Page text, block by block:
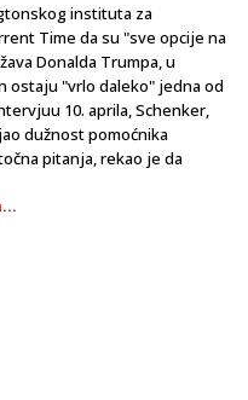
instituta za
Time da su "sve opcije na
Donalda Trumpa, u
ostaju "vrlo daleko" jedna od
10. aprila, Schenker,
dužnost pomoćnika
pitanja, rekao je da